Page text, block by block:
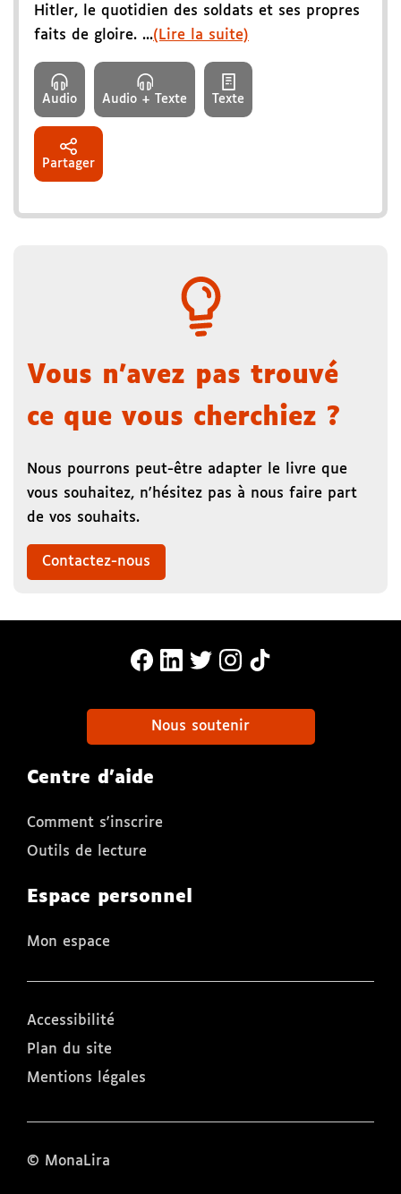
Hitler, le quotidien des soldats et ses propres
faits de gloire. ...(Lire la suite)
Audio Audio + Texte Texte
Partager
Vous n'avez pas trouvé
ce que vous cherchiez ?
Nous pourrons peut-être adapter le livre que
vous souhaitez, n'hésitez pas à nous faire part
de vos souhaits.
Contactez-nous
MonaLira Sur Facebook (nouvelle
MonaLira Sur Linkedin
MonaLira Sur Twitter
MonaLira Sur
Nous soutenir
Centre d'aide
Comment s'inscrire
Outils de lecture
Espace personnel
Mon espace
Accessibilité
Plan du site
Mentions légales
© MonaLira